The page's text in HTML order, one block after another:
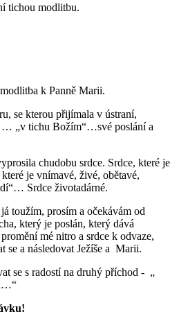
tichou modlitbu.
k Panně Marii.
se kterou přijímala v ústraní,
… „v tichu Božím“…své poslání a
chudobu srdce. Srdce, které je
je vnímavé, živé, obětavé,
Srdce životadárné.
toužím, prosím a očekávám od
který je poslán, který dává
mé nitro a srdce k odvaze,
se a následovat Ježíše a Marii.
se s radostí na druhý příchod - „